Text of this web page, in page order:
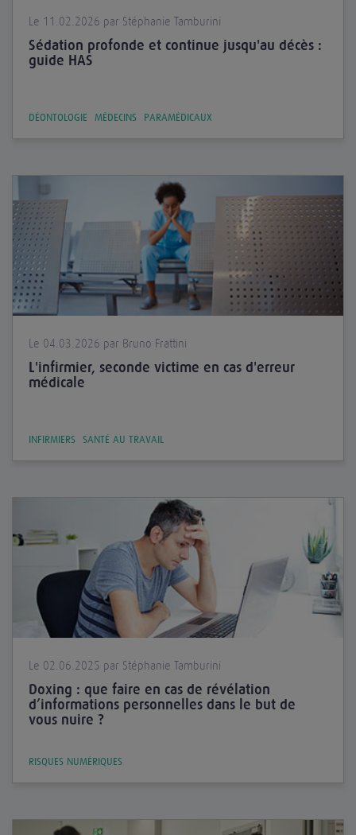
Le 11.02.2026 par Stéphanie Tamburini
Sédation profonde et continue jusqu'au décès :
guide HAS
DÉONTOLOGIE MÉDECINS PARAMÉDICAUX
Le 04.03.2026 par Bruno Frattini
L'infirmier, seconde victime en cas d'erreur
médicale
INFIRMIERS SANTÉ AU TRAVAIL
Le 02.06.2025 par Stéphanie Tamburini
Doxing : que faire en cas de révélation
d’informations personnelles dans le but de
vous nuire ?
RISQUES NUMÉRIQUES